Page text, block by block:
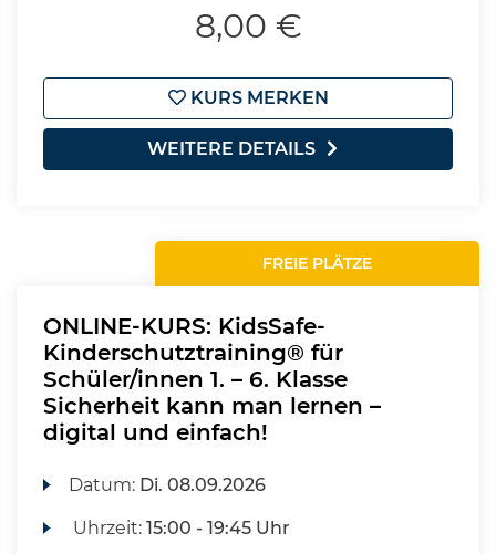
8,00 €
KURS MERKEN
WEITERE DETAILS
FREIE PLÄTZE
ONLINE-KURS: KidsSafe-
Kinderschutztraining® für
Schüler/innen 1. – 6. Klasse
Sicherheit kann man lernen –
digital und einfach!
Datum: Di. 08.09.2026
Uhrzeit:15:00 - 19:45 Uhr